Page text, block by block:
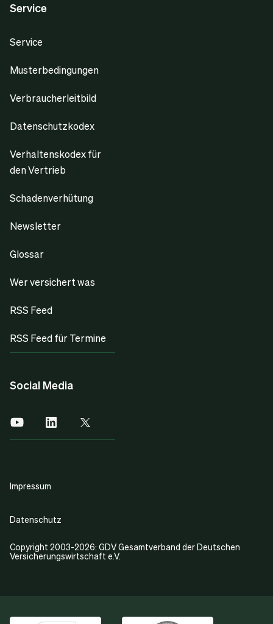
Service
Service
Musterbedingungen
Verbraucherleitbild
Datenschutzkodex
Verhaltenskodex für
den Vertrieb
Schadenverhütung
Newsletter
Glossar
Wer versichert was
RSS Feed
RSS Feed für Termine
Social Media
Copyright 2003-2026: GDV Gesamtverband der Deutschen
Versicherungswirtschaft e.V.
Impressum
Datenschutz